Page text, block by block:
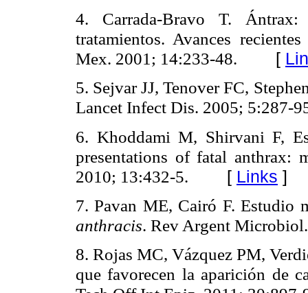
4. Carrada-Bravo T. Ántrax:
tratamientos. Avances
Mex. 2001; 14:233-48. [
5. Sejvar JJ, Tenover FC,
Lancet Infect Dis. 2005; 5:287-
6. Khoddami M, Shirvani F,
presentations of fatal anthrax:
2010; 13:432-5. [ Links ]
7. Pavan ME, Cairó F. Estudio
anthracis. Rev Argent
8. Rojas MC, Vázquez PM,
que favorecen la aparición de